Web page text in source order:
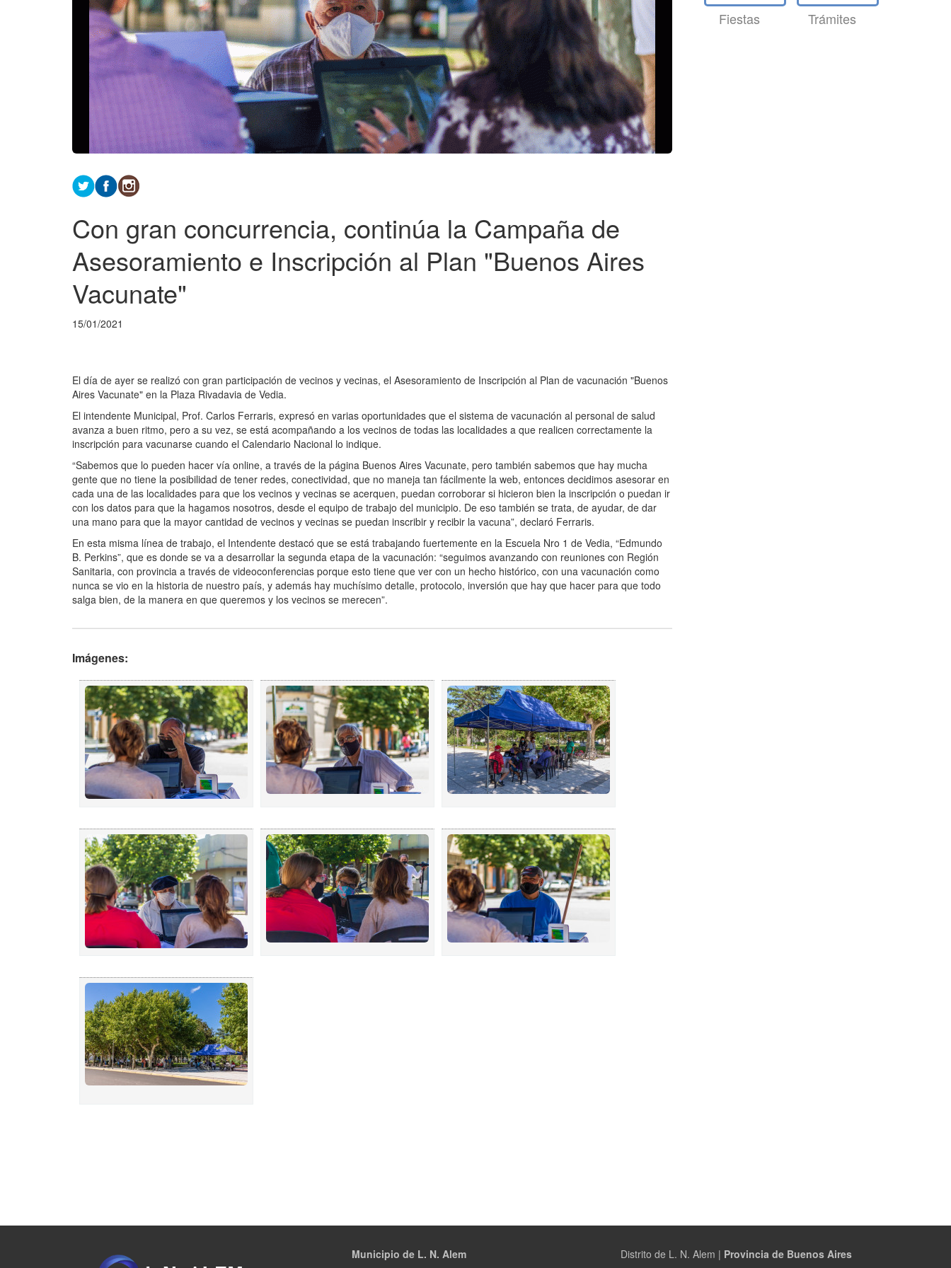
Con gran concurrencia, continúa la Campaña de
Asesoramiento e Inscripción al Plan "Buenos Aires
Vacunate"
15/01/2021
El día de ayer se realizó con gran participación de vecinos y vecinas, el Asesoramiento de Inscripción al Plan de vacunación "Buenos
Aires Vacunate" en la Plaza Rivadavia de Vedia.
El intendente Municipal, Prof. Carlos Ferraris, expresó en varias oportunidades que el sistema de vacunación al personal de salud
avanza a buen ritmo, pero a su vez, se está acompañando a los vecinos de todas las localidades a que realicen correctamente la
inscripción para vacunarse cuando el Calendario Nacional lo indique.
“Sabemos que lo pueden hacer vía online, a través de la página Buenos Aires Vacunate, pero también sabemos que hay mucha
gente que no tiene la posibilidad de tener redes, conectividad, que no maneja tan fácilmente la web, entonces decidimos asesorar en
cada una de las localidades para que los vecinos y vecinas se acerquen, puedan corroborar si hicieron bien la inscripción o puedan ir
con los datos para que la hagamos nosotros, desde el equipo de trabajo del municipio. De eso también se trata, de ayudar, de dar
una mano para que la mayor cantidad de vecinos y vecinas se puedan inscribir y recibir la vacuna”, declaró Ferraris.
En esta misma línea de trabajo, el Intendente destacó que se está trabajando fuertemente en la Escuela Nro 1 de Vedia, “Edmundo
B. Perkins”, que es donde se va a desarrollar la segunda etapa de la vacunación: “seguimos avanzando con reuniones con Región
Sanitaria, con provincia a través de videoconferencias porque esto tiene que ver con un hecho histórico, con una vacunación como
nunca se vio en la historia de nuestro país, y además hay muchísimo detalle, protocolo, inversión que hay que hacer para que todo
salga bien, de la manera en que queremos y los vecinos se merecen”.
Imágenes:
Fiestas Trámites
Municipio de L. N. Alem
Distrito de L. N. Alem | Provincia de Buenos Aires